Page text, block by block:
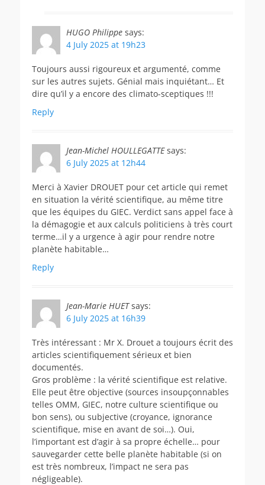
HUGO Philippe says:
4 July 2025 at 19h23
Toujours aussi rigoureux et argumenté, comme
sur les autres sujets. Génial mais inquiétant… Et
dire qu’il y a encore des climato-sceptiques !!!
Reply
Jean-Michel HOULLEGATTE says:
6 July 2025 at 12h44
Merci à Xavier DROUET pour cet article qui remet
en situation la vérité scientifique, au même titre
que les équipes du GIEC. Verdict sans appel face à
la démagogie et aux calculs politiciens à très court
terme…il y a urgence à agir pour rendre notre
planète habitable…
Reply
Jean-Marie HUET says:
6 July 2025 at 16h39
Très intéressant : Mr X. Drouet a toujours écrit des
articles scientifiquement sérieux et bien
documentés.
Gros problème : la vérité scientifique est relative.
Elle peut être objective (sources insoupçonnables
telles OMM, GIEC, notre culture scientifique ou
bon sens), ou subjective (croyance, ignorance
scientifique, mise en avant de soi…). Oui,
l’important est d’agir à sa propre échelle… pour
sauvegarder cette belle planète habitable (si on
est très nombreux, l’impact ne sera pas
négligeable).